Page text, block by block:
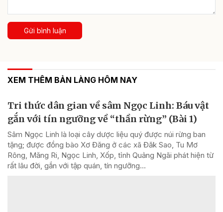
Gửi bình luận
XEM THÊM BẢN LÀNG HÔM NAY
Tri thức dân gian về sâm Ngọc Linh: Báu vật
gắn với tín ngưỡng về “thần rừng” (Bài 1)
Sâm Ngọc Linh là loại cây dược liệu quý được núi rừng ban
tặng; được đồng bào Xơ Đăng ở các xã Đăk Sao, Tu Mơ
Rông, Măng Ri, Ngọc Linh, Xốp, tỉnh Quảng Ngãi phát hiện từ
rất lâu đời, gắn với tập quán, tín ngưỡng...